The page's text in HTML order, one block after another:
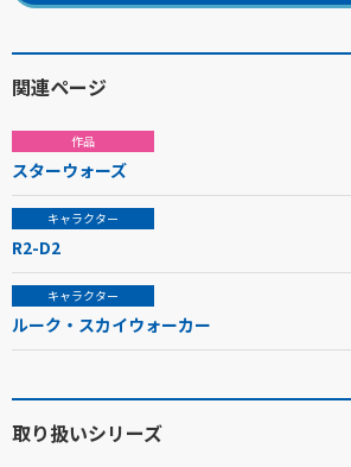
関連ページ
作品
スターウォーズ
キャラクター
R2-D2
キャラクター
ルーク・スカイウォーカー
取り扱いシリーズ